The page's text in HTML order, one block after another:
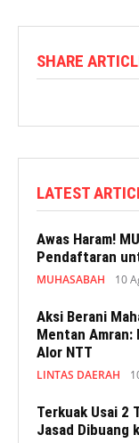
SHARE
LATEST
Awas Haram!
Pendaftaran
MUHASABAH 10
Aksi Berani
Mentan Amran:
Alor NTT
LINTAS DAERAH
Terkuak Usai 2
Jasad Dibuang